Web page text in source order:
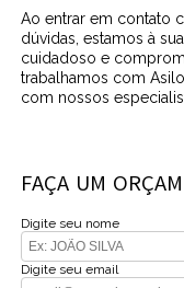
Ao entrar em contato
dúvidas, estamos à
cuidadoso e
trabalhamos com
com nossos
FAÇA UM
Digite seu nome
Digite seu email